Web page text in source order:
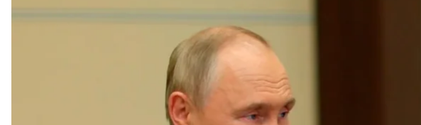
Специальный трибунал, который планируют создать для
будет судить владимира путина, пока он остается главой рф.
Euronews со ссылкой на двух европейских
Такое же положение будет касаться российского премьер-
иностранных дел Сергея Лаврова.
Судебное преследование разрешат только при физическом